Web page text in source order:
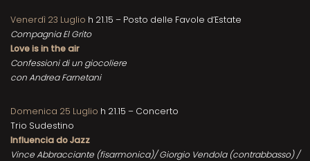
Venerdì 23 Luglio h 21.15 – Posto delle Favole d’Estate
Compagnia El Grito
Love is in the air
Confessioni di un giocoliere
con Andrea Farnetani
Domenica 25 Luglio h 21.15 – Concerto
Trio Sudestino
Influencia do Jazz
Vince Abbracciante (fisarmonica)/ Giorgio Vendola (contrabbasso) /